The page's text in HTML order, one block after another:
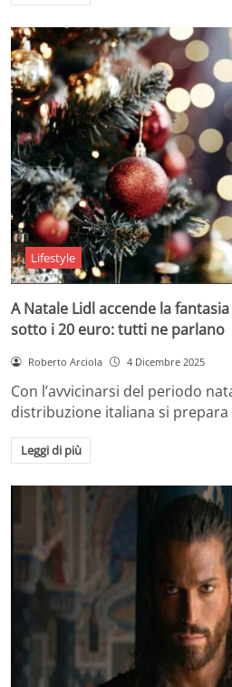
Lifestyle
A Natale Lidl accende la
sotto i 20 euro: tutti ne parlano
Roberto Arciola 4 Dicembre 2025
Con l’avvicinarsi del periodo
distribuzione italiana si
Leggi di più